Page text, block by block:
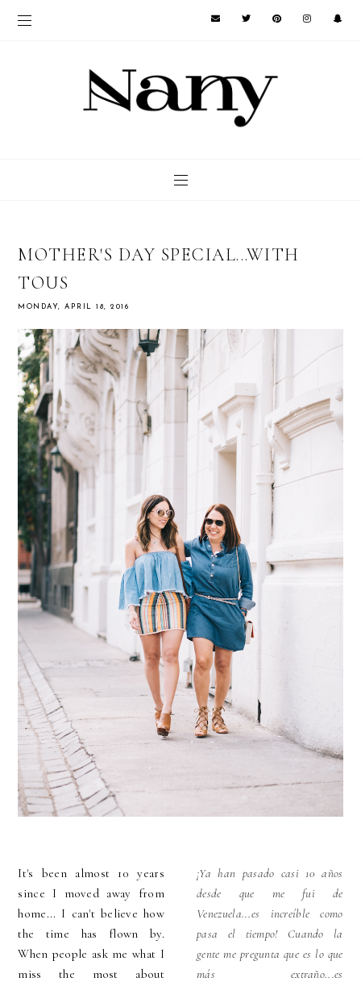
MOTHER'S DAY SPECIAL...WITH
TOUS
MONDAY, APRIL 18, 2016
It's been almost 10 years
since I moved away from
home... I can't believe how
the time has flown by.
When people ask me what I
miss the most about
¡Ya han pasado casi 10 años
desde que me fui de
Venezuela...es increíble como
pasa el tiempo! Cuando la
gente me pregunta que es lo que
más extraño...es